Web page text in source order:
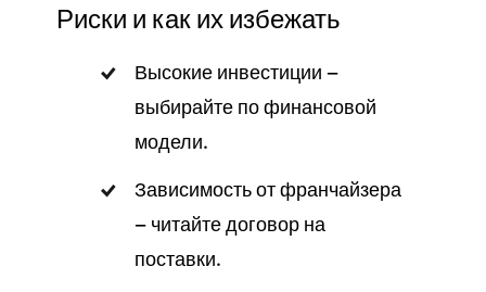
Риски и как их избежать
Высокие инвестиции —
выбирайте по финансовой
модели.
Зависимость от франчайзера
— читайте договор на
поставки.